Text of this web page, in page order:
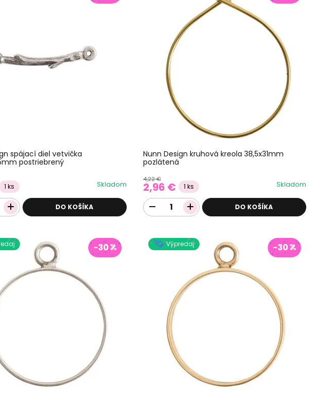
spájací diel vetvička
postriebrený
1 ks Skladom
DO KOŠÍKA
Nunn Design kruhová kreola 38,5x31mm
pozlátená
4,22 €
2,96 € 1 ks Skladom
DO KOŠÍKA
-30 Výpredaj -30